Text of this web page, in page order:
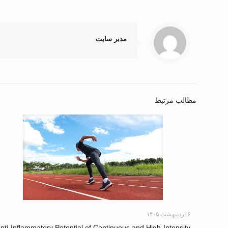
مدیر سایت
مطالب مرتبط
۶ اردیبهشت ۱۴۰۵